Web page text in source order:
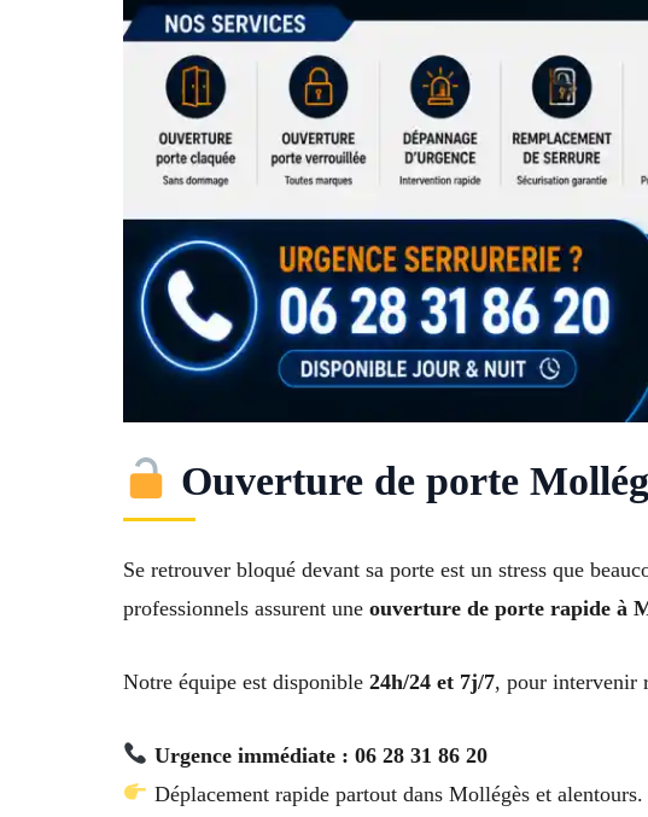
Ouverture de porte
Se retrouver bloqué devant sa porte est un stress que
professionnels assurent une ouverture de porte rapide à
Notre équipe est disponible 24h/24 et 7j/7, pour intervenir
Urgence immédiate : 06 28 31 86 20
Déplacement rapide partout dans Mollégès et alentours.